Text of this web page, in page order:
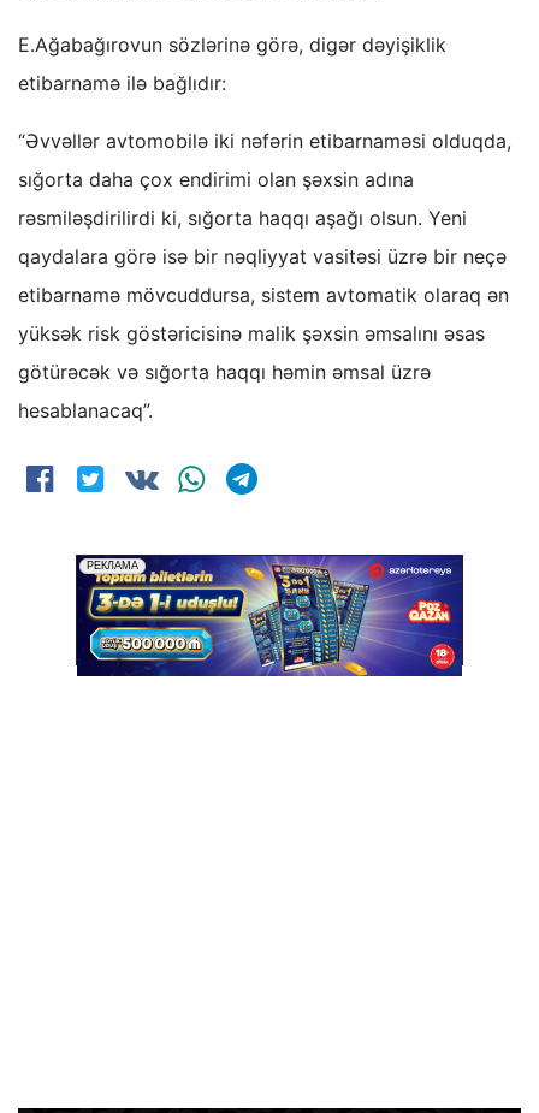
E.Ağabağırovun sözlərinə görə, digər dəyişiklik
etibarnamə ilə bağlıdır:
“Əvvəllər avtomobilə iki nəfərin etibarnaməsi olduqda,
sığorta daha çox endirimi olan şəxsin adına
rəsmiləşdirilirdi ki, sığorta haqqı aşağı olsun. Yeni
qaydalara görə isə bir nəqliyyat vasitəsi üzrə bir neçə
etibarnamə mövcuddursa, sistem avtomatik olaraq ən
yüksək risk göstəricisinə malik şəxsin əmsalını əsas
götürəcək və sığorta haqqı həmin əmsal üzrə
hesablanacaq”.